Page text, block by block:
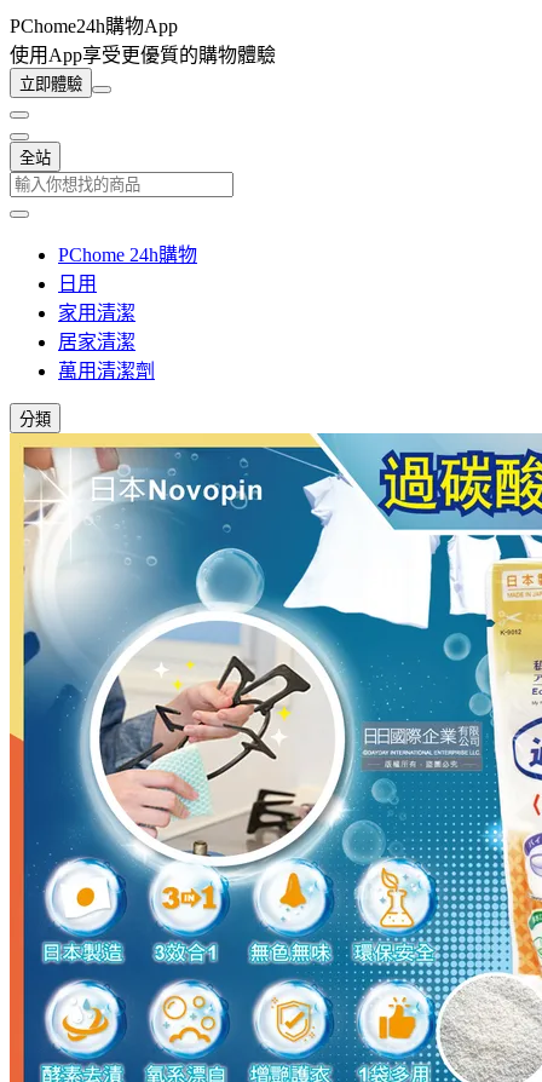
PChome24h購物App
使用App享受更優質的購物體驗
立即體驗
全站
PChome 24h購物
日用
家用清潔
居家清潔
萬用清潔劑
分類